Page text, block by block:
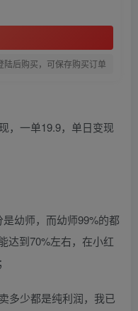
陆后购买，可保存购买订单
幼师，而幼师99%的都
达到70%左右，在小红
多少都是纯利润，我已